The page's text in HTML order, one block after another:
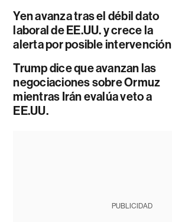
Yen avanza tras el débil dato
laboral de EE.UU. y crece la
alerta por posible intervención
Trump dice que avanzan las
negociaciones sobre Ormuz
mientras Irán evalúa veto a
EE.UU.
PUBLICIDAD